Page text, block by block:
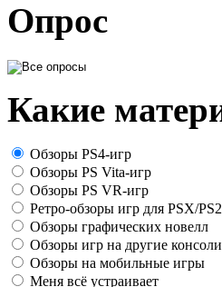
Опрос
Какие
Обзоры PS4-игр
Обзоры PS Vita-игр
Обзоры PS VR-игр
Ретро-обзоры игр для PSX/PS2
Обзоры графических новелл
Обзоры игр на другие консоли
Обзоры на мобильные игры
Меня всё устраивает